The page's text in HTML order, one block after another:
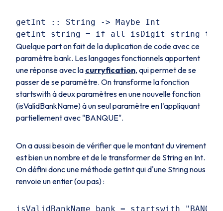
getInt :: String -> Maybe Int
Quelque part on fait de la duplication de code avec ce
paramètrebank. Les langages fonctionnels apportent
une réponse avec la curryfication, qui permet de se
passer de se paramètre. On transforme la fonction
startswithà deux paramètres en une nouvelle fonction
(isValidBankName) à un seul paramètre en l'appliquant
partiellement avec "BANQUE".
On a aussi besoin de vérifier que le montant du virement
est bien un nombre et de le transformer de Stringen Int.
On défini donc une méthodegetIntqui d'une Stringnous
renvoie un entier (ou pas) :